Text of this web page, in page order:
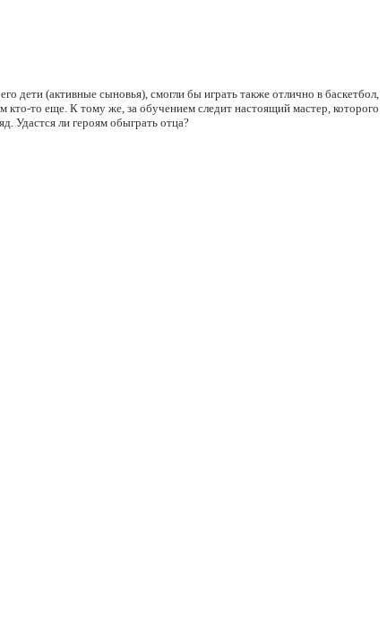
дети (активные сыновья), смогли бы играть также отлично в баскетбол,
кто-то еще. К тому же, за обучением следит настоящий мастер, которого
Удастся ли героям обыграть отца?